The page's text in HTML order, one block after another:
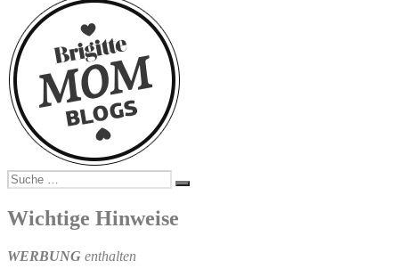
Suche
nach:
Suchen
Wichtige Hinweise
WERBUNG enthalten